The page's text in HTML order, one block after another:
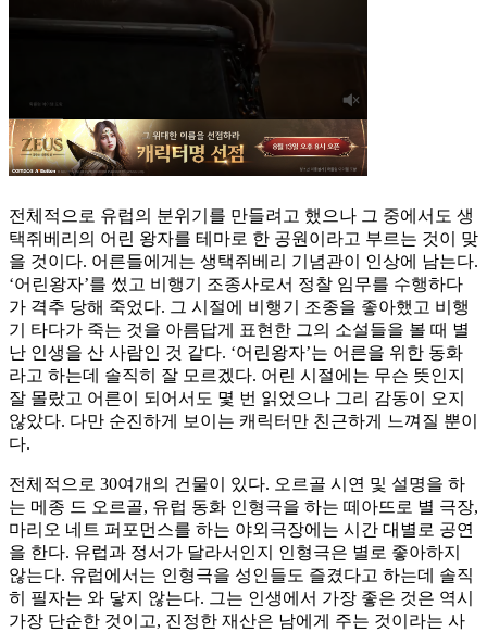
전체적으로 유럽의 분위기를 만들려고 했으나 그 중에서도 생
택쥐베리의 어린 왕자를 테마로 한 공원이라고 부르는 것이 맞
을 것이다. 어른들에게는 생택쥐베리 기념관이 인상에 남는다.
‘어린왕자’를 썼고 비행기 조종사로서 정찰 임무를 수행하다
가 격추 당해 죽었다. 그 시절에 비행기 조종을 좋아했고 비행
기 타다가 죽는 것을 아름답게 표현한 그의 소설들을 볼 때 별
난 인생을 산 사람인 것 같다. ‘어린왕자’는 어른을 위한 동화
라고 하는데 솔직히 잘 모르겠다. 어린 시절에는 무슨 뜻인지
잘 몰랐고 어른이 되어서도 몇 번 읽었으나 그리 감동이 오지
않았다. 다만 순진하게 보이는 캐릭터만 친근하게 느껴질 뿐이
다.
전체적으로 30여개의 건물이 있다. 오르골 시연 및 설명을 하
는 메종 드 오르골, 유럽 동화 인형극을 하는 떼아뜨로 별 극장,
마리오 네트 퍼포먼스를 하는 야외극장에는 시간 대별로 공연
을 한다. 유럽과 정서가 달라서인지 인형극은 별로 좋아하지
않는다. 유럽에서는 인형극을 성인들도 즐겼다고 하는데 솔직
히 필자는 와 닿지 않는다. 그는 인생에서 가장 좋은 것은 역시
가장 단순한 것이고, 진정한 재산은 남에게 주는 것이라는 사